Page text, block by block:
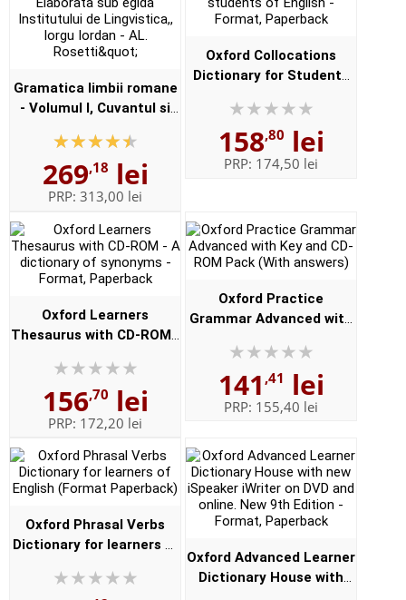
Gramatica limbii romane
- Volumul I, Cuvantul si
Elaborata sub egida
Institutului de
Lingvistica,,...
269,18 lei
PRP: 313,00 lei
Oxford Collocations
Dictionary for Students
For students of English -
Format, Paperback
158,80 lei
PRP: 174,50 lei
Oxford Learners
Thesaurus with CD-ROM -
- Format, Paperback
156,70 lei
PRP: 172,20 lei
Oxford Practice
Grammar Advanced with
(With answers)
141 ,41 lei
PRP: 155,40 lei
Oxford Phrasal Verbs
Dictionary for learners of
Paperback)
Oxford Advanced Learner
Dictionary House with